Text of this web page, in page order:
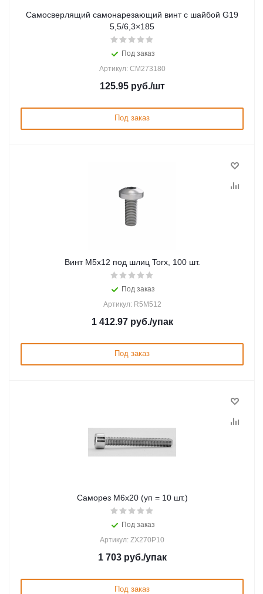
Самосверлящий самонарезающий винт с шайбой G19
5,5/6,3×185
Под заказ
Артикул: CM273180
125.95руб./шт
Под заказ
Винт М5х12 под шлиц Torx, 100 шт.
Под заказ
Артикул: R5M512
1 412.97руб./упак
Под заказ
Саморез M6x20 (уп = 10 шт.)
Под заказ
Артикул: ZX270P10
1 703руб./упак
Под заказ